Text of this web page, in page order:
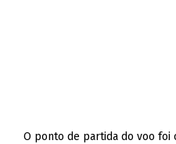
O ponto de partida do voo foi